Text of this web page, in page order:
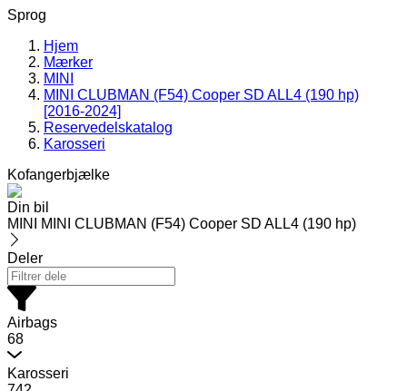
Sprog
Hjem
Mærker
MINI
MINI CLUBMAN (F54) Cooper SD ALL4 (190 hp)
[2016-2024]
Reservedelskatalog
Karosseri
Kofangerbjælke
Din bil
MINI MINI CLUBMAN (F54) Cooper SD ALL4 (190 hp)
Deler
Airbags
68
Karosseri